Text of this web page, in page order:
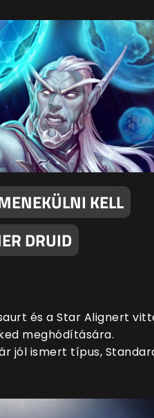
KELL
DRUID
és a Star Alignert
meghódítására.
jól ismert típus,